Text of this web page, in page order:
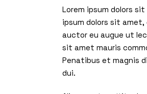
Lorem ipsum dolors
ipsum dolors sit
auctor eu augue ut
sit amet mauris
Penatibus et magnis
dui.